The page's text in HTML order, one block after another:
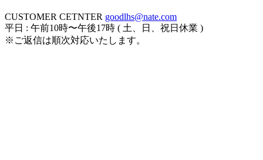
CUSTOMER CETNTER goodlhs@nate.com
平日 : 午前10時〜午後17時 ( 土、日、祝日休業 )
※ご返信は順次対応いたします。